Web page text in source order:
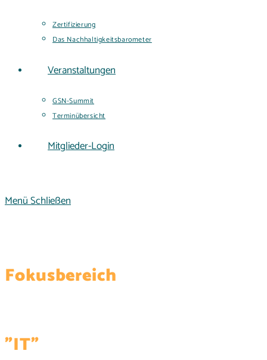
Zertifizierung
Das Nachhaltigkeitsbarometer
Veranstaltungen
GSN-Summit
Terminübersicht
Mitglieder-Login
MenüSchließen
Fokusbereich
"IT"